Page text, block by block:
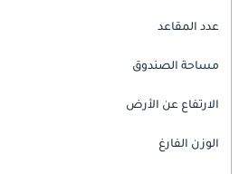
عدد المقاعد
مساحة الصندوق
الارتفاع عن الأرض
الوزن الفارغ